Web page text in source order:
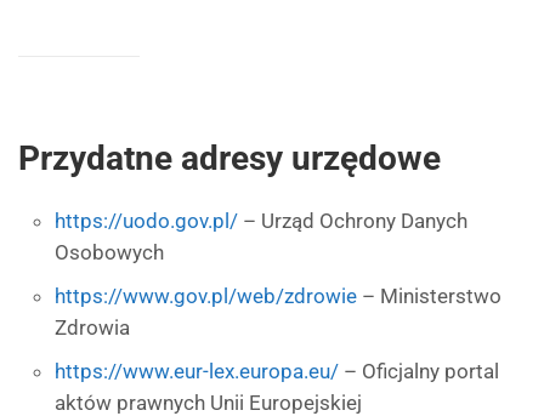
Przydatne adresy urzędowe
https://uodo.gov.pl/ – Urząd Ochrony Danych
Osobowych
https://www.gov.pl/web/zdrowie – Ministerstwo
Zdrowia
https://www.eur-lex.europa.eu/ – Oficjalny portal
aktów prawnych Unii Europejskiej